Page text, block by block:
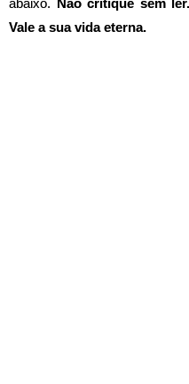
Vale a sua vida eterna.